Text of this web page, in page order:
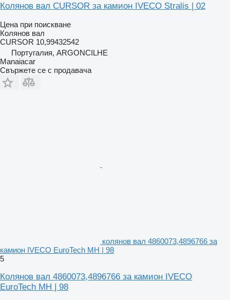
Колянов вал CURSOR за камион IVECO Stralis | 02
Цена при поискване
Колянов вал
CURSOR 10,99432542
Португалия, ARGONCILHE
Manaiacar
Свържете се с продавача
колянов вал 4860073,4896766 за
камион IVECO EuroTech MH | 98
5
Колянов вал 4860073,4896766 за камион IVECO
EuroTech MH | 98